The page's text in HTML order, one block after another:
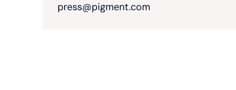
press@pigment.com